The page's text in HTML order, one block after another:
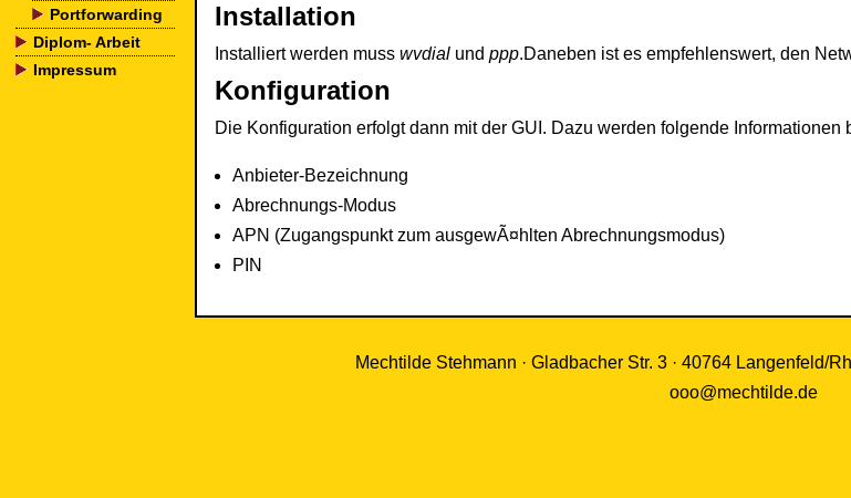
Portforwarding
Diplom- Arbeit
Impressum
Installation
Installiert werden muss wvdial und ppp.Daneben ist es empfehlenswert, den
Konfiguration
Die Konfiguration erfolgt dann mit der GUI. Dazu werden folgende Informationen
Anbieter-Bezeichnung
Abrechnungs-Modus
APN (Zugangspunkt zum ausgewÃ¤hlten Abrechnungsmodus)
PIN
Mechtilde Stehmann · Gladbacher Str. 3 · 40764 Langenfeld/
ooo@mechtilde.de